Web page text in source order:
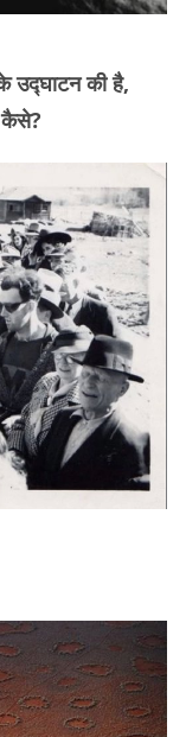
उद्घाटन की है,
कैसे?